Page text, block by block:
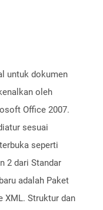
untuk dokumen
oleh
Office 2007.
sesuai
seperti
2 dari Standar
adalah Paket
XML. Struktur dan